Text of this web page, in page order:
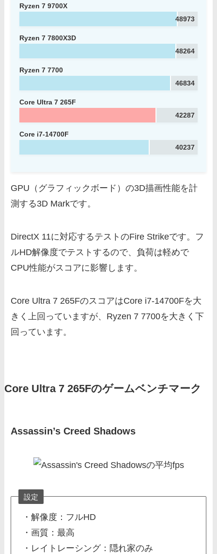
Ryzen 7 9700X
48973
Ryzen 7 7800X3D
48264
Ryzen 7 7700
46834
Core Ultra 7 265F
42287
Core i7-14700F
40237
GPU（グラフィックボード）の3D描画性能を計
測する3D Markです。
DirectX 11に対応するテストのFire Strikeです。フ
ルHD解像度でテストするので、負荷は軽めで
CPU性能がスコアに影響します。
Core Ultra 7 265FのスコアはCore i7-14700Fを大
きく上回っていますが、Ryzen 7 7700を大きく下
回っています。
Core Ultra 7 265Fのゲームベンチマーク
Assassin’s Creed Shadows
設定
・解像度：フルHD
・画質：最高
・レイトレーシング：隠れ家のみ